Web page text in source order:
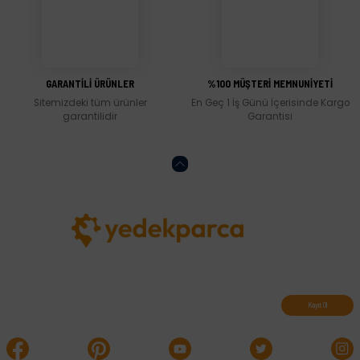
GARANTİLİ ÜRÜNLER
Sitemizdeki tüm ürünler
garantilidir
%100 MÜŞTERİ MEMNUNİYETİ
En Geç 1 İş Günü İçerisinde Kargo
Garantisi
Kayıt Ol